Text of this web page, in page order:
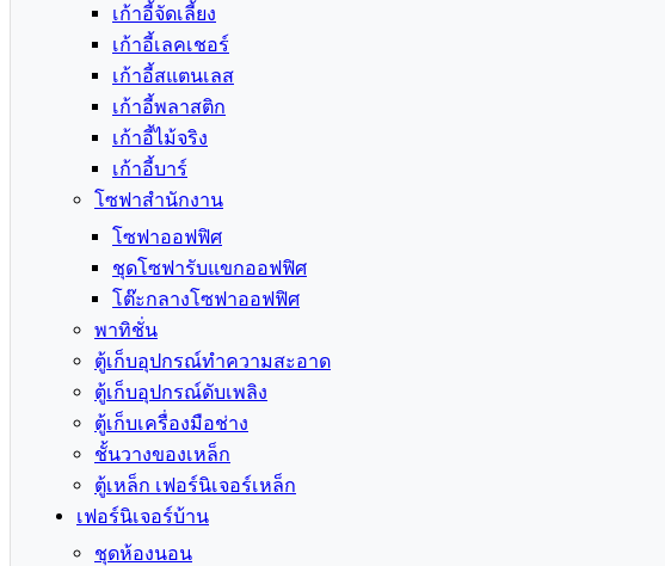
เก้าอี้จัดเลี้ยง
เก้าอี้เลคเชอร์
เก้าอี้สแตนเลส
เก้าอี้พลาสติก
เก้าอี้ไม้จริง
เก้าอี้บาร์
โซฟาสำนักงาน
โซฟาออฟฟิศ
ชุดโซฟารับแขกออฟฟิศ
โต๊ะกลางโซฟาออฟฟิศ
พาทิชั่น
ตู้เก็บอุปกรณ์ทำความสะอาด
ตู้เก็บอุปกรณ์ดับเพลิง
ตู้เก็บเครื่องมือช่าง
ชั้นวางของเหล็ก
ตู้เหล็ก เฟอร์นิเจอร์เหล็ก
เฟอร์นิเจอร์บ้าน
ชุดห้องนอน